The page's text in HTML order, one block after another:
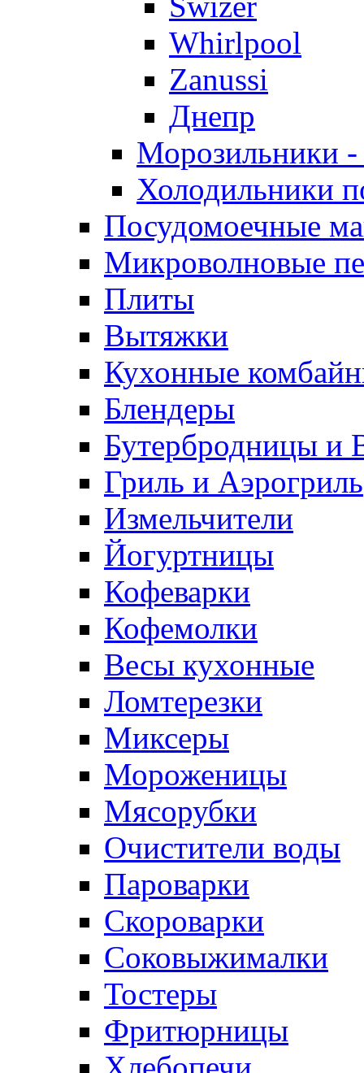
Whirlpool
Zanussi
Днепр
Морозильники
Холодильники
Посудомоечные
Микроволновые
Плиты
Вытяжки
Кухонные
Блендеры
Бутербродницы и
Гриль и Аэрогриль
Измельчители
Йогуртницы
Кофеварки
Кофемолки
Весы кухонные
Ломтерезки
Миксеры
Мороженицы
Мясорубки
Очистители воды
Пароварки
Скороварки
Соковыжималки
Тостеры
Фритюрницы